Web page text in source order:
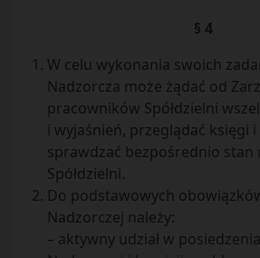
§ 4
W celu wykonania swoich
Nadzorcza może żądać od
pracowników Spółdzielni
i wyjaśnień, przeglądać księgi
sprawdzać bezpośrednio stan
Spółdzielni.
Do podstawowych
Nadzorczej należy:
– aktywny udział w